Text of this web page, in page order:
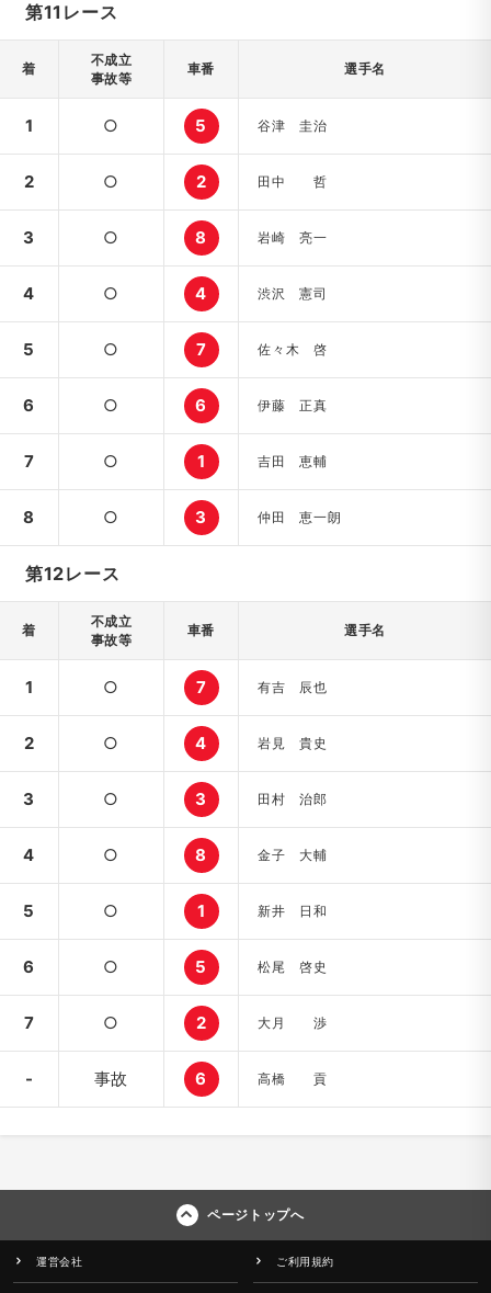
第11レース
着
不成立
事故等
車番 選手名
1 ○ 5 谷津 圭治
2 ○ 2 田中 哲
3 ○ 8 岩崎 亮一
4 ○ 4 渋沢 憲司
5 ○ 7 佐々木 啓
6 ○ 6 伊藤 正真
7 ○ 1 吉田 恵輔
8 ○ 3 仲田 恵一朗
第12レース
着
不成立
事故等
車番 選手名
1 ○ 7 有吉 辰也
2 ○ 4 岩見 貴史
3 ○ 3 田村 治郎
4 ○ 8 金子 大輔
5 ○ 1 新井 日和
6 ○ 5 松尾 啓史
7 ○ 2 大月 渉
- 事故 6 高橋 貢
ページトップへ
運営会社 ご利用規約